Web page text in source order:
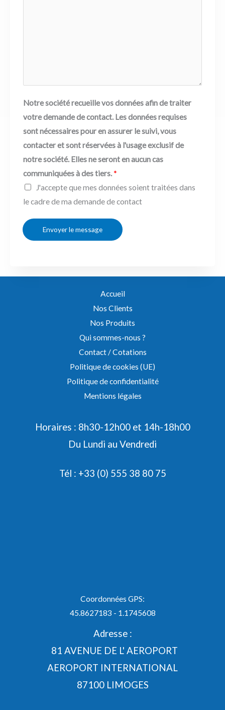
Notre société recueille vos données afin de traiter
votre demande de contact. Les données requises
sont nécessaires pour en assurer le suivi, vous
contacter et sont réservées à l'usage exclusif de
notre société. Elles ne seront en aucun cas
communiquées à des tiers.*
J'accepte que mes données soient traitées dans
le cadre de ma demande de contact
Envoyer le message
Accueil
Nos Clients
Nos Produits
Qui sommes-nous ?
Contact / Cotations
Politique de cookies (UE)
Politique de confidentialité
Mentions légales
Horaires : 8h30-12h00 et 14h-18h00
Du Lundi au Vendredi
Tél : +33 (0) 555 38 80 75
Coordonnées GPS:
45.8627183 - 1.1745608
Adresse :
81 AVENUE DE L' AEROPORT
AEROPORT INTERNATIONAL
87100 LIMOGES